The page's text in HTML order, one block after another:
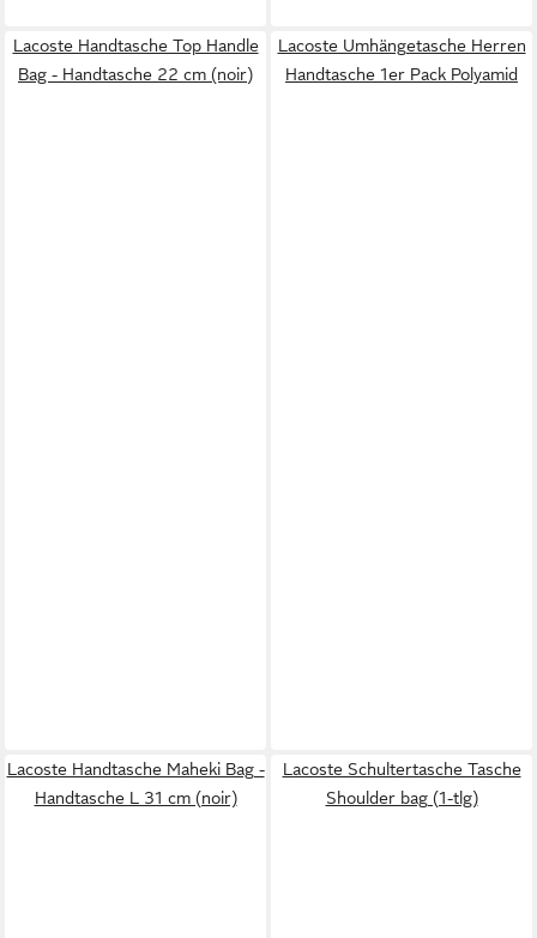
Lacoste Handtasche Top Handle
Bag - Handtasche 22 cm (noir)
Lacoste Umhängetasche Herren
Handtasche 1er Pack Polyamid
Lacoste Handtasche Maheki Bag -
Handtasche L 31 cm (noir)
Lacoste Schultertasche Tasche
Shoulder bag (1-tlg)